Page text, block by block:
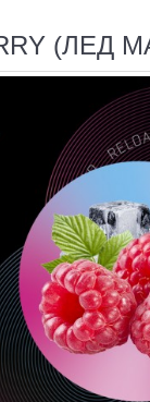
(ЛЕД